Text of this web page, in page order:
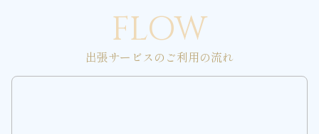
FLOW
出張サービスのご利用の流れ